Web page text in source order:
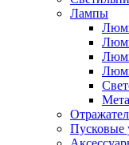
Лампы
Пусковые